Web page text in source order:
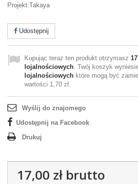
Projekt:Takaya
Udostępnij
Kupując teraz ten produkt otrzymasz 17
lojalnościowych. Twój koszyk
lojalnościowych które mogą być
wartości 1,70 zł.
Wyślij do znajomego
Udostępnij na Facebook
Drukuj
17,00 złbrutto